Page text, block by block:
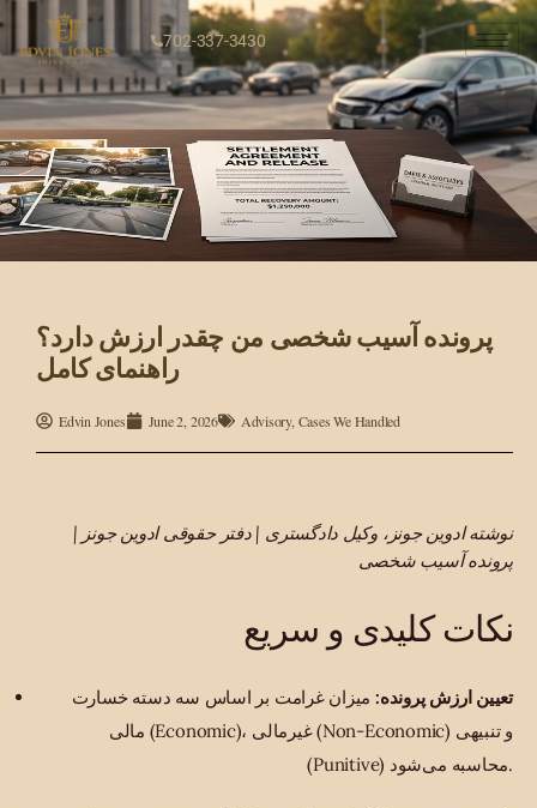
702-337-3430
پرونده آسیب شخصی من چقدر ارزش دارد؟
راهنمای کامل
Edvin Jones June 2, 2026 Advisory, Cases We Handled
پرونده آسیب شخصی
نکات کلیدی و سریع
تعیین ارزش پرونده:میزان غرامت بر اساس سه دسته خسارت
مالی (Economic)، غیرمالی (Non-Economic) و تنبیهی
(Punitive) محاسبه می‌شود.